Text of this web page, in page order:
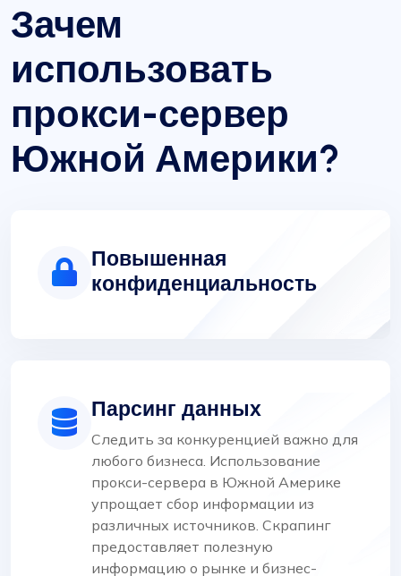
Зачем
использовать
прокси-сервер
Южной Америки?
Повышенная
конфиденциальность
Парсинг данных
Следить за конкуренцией важно для
любого бизнеса. Использование
прокси-сервера в Южной Америке
упрощает сбор информации из
различных источников. Скрапинг
предоставляет полезную
информацию о рынке и бизнес-